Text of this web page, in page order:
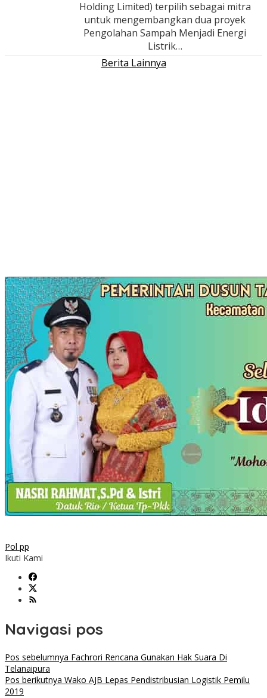
Holding Limited) terpilih sebagai mitra
untuk mengembangkan dua proyek
Pengolahan Sampah Menjadi Energi
Listrik…
Berita Lainnya
Pol pp
Ikuti Kami
Navigasi pos
Pos sebelumnya Fachrori Rencana Gunakan Hak Suara Di
Telanaipura
Pos berikutnya Wako AJB Lepas Pendistribusian Logistik Pemilu
2019